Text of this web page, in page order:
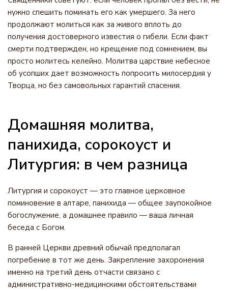
нужно спешить поминать его как умершего. За него
продолжают молиться как за живого вплоть до
получения достоверного известия о гибели. Если факт
смерти подтвержден, но крещение под сомнением, вы
просто молитесь келейно. Молитва царствие небесное
об усопших дает возможность попросить милосердия у
Творца, но без самовольных гарантий спасения.
Домашняя молитва,
панихида, сорокоуст и
Литургия: в чем разница
Литургия и сорокоуст — это главное церковное
поминовение в алтаре, панихида — общее заупокойное
богослужение, а домашнее правило — ваша личная
беседа с Богом.
В ранней Церкви древний обычай предполагал
погребение в тот же день. Закрепление захоронения
именно на третий день отчасти связано с
административно-медицинскими обстоятельствами